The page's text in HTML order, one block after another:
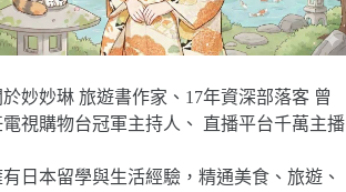
妙妙琳 旅遊書作家、17年資深部落客 曾
電視購物台冠軍主持人、 直播平台千萬主播
日本留學與生活經驗，精通美食、旅遊、